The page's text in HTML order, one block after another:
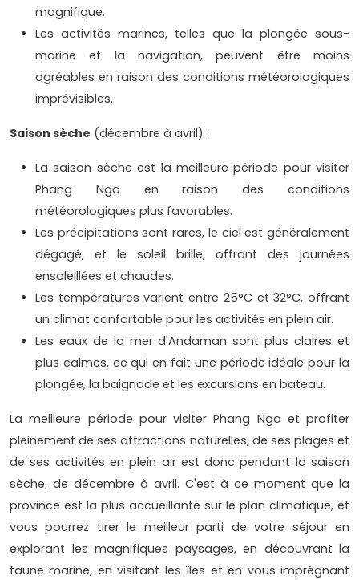
magnifique.
Les activités marines, telles que la plongée sous-
marine et la navigation, peuvent être moins
agréables en raison des conditions météorologiques
imprévisibles.
Saison sèche (décembre à avril) :
La saison sèche est la meilleure période pour visiter
Phang Nga en raison des conditions
météorologiques plus favorables.
Les précipitations sont rares, le ciel est généralement
dégagé, et le soleil brille, offrant des journées
ensoleillées et chaudes.
Les températures varient entre 25°C et 32°C, offrant
un climat confortable pour les activités en plein air.
Les eaux de la mer d'Andaman sont plus claires et
plus calmes, ce qui en fait une période idéale pour la
plongée, la baignade et les excursions en bateau.
La meilleure période pour visiter Phang Nga et profiter
pleinement de ses attractions naturelles, de ses plages et
de ses activités en plein air est donc pendant la saison
sèche, de décembre à avril. C'est à ce moment que la
province est la plus accueillante sur le plan climatique, et
vous pourrez tirer le meilleur parti de votre séjour en
explorant les magnifiques paysages, en découvrant la
faune marine, en visitant les îles et en vous imprégnant